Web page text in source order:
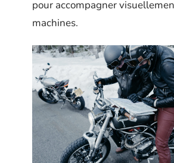
pour accompagner
machines.